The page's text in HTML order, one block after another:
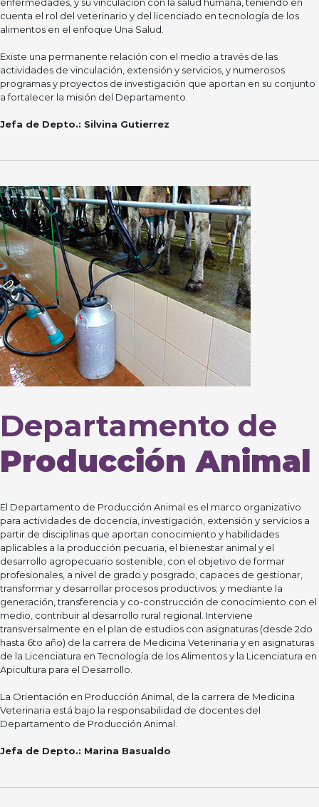
cuenta el rol del veterinario y del licenciado en tecnología de los
alimentos en el enfoque Una Salud.
Existe una permanente relación con el medio a través de las
actividades de vinculación, extensión y servicios, y numerosos
programas y proyectos de investigación que aportan en su conjunto
a fortalecer la misión del Departamento.
Jefa de Depto.: Silvina Gutierrez
Departamento de
Producción Animal
El Departamento de Producción Animal es el marco organizativo
para actividades de docencia, investigación, extensión y servicios a
partir de disciplinas que aportan conocimiento y habilidades
aplicables a la producción pecuaria, el bienestar animal y el
desarrollo agropecuario sostenible, con el objetivo de formar
profesionales, a nivel de grado y posgrado, capaces de gestionar,
transformar y desarrollar procesos productivos; y mediante la
generación, transferencia y co-construcción de conocimiento con el
medio, contribuir al desarrollo rural regional. Interviene
transversalmente en el plan de estudios con asignaturas (desde 2do
hasta 6to año) de la carrera de Medicina Veterinaria y en asignaturas
de la Licenciatura en Tecnología de los Alimentos y la Licenciatura en
Apicultura para el Desarrollo.
La Orientación en Producción Animal, de la carrera de Medicina
Veterinaria está bajo la responsabilidad de docentes del
Departamento de Producción Animal.
Jefa de Depto.: Marina Basualdo